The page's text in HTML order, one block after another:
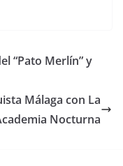
“Pato Merlín” y
Málaga con La
Nocturna